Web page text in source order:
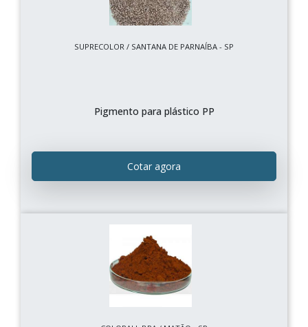
SUPRECOLOR / SANTANA DE PARNAÍBA - SP
Pigmento para plástico PP
Cotar agora